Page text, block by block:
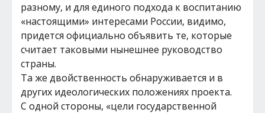
разному, и для единого подхода к воспитанию
«настоящими» интересами России, видимо,
придется официально объявить те, которые
считает таковыми нынешнее руководство
страны.
Та же двойственность обнаруживается и в
других идеологических положениях проекта.
С одной стороны, «цели государственной